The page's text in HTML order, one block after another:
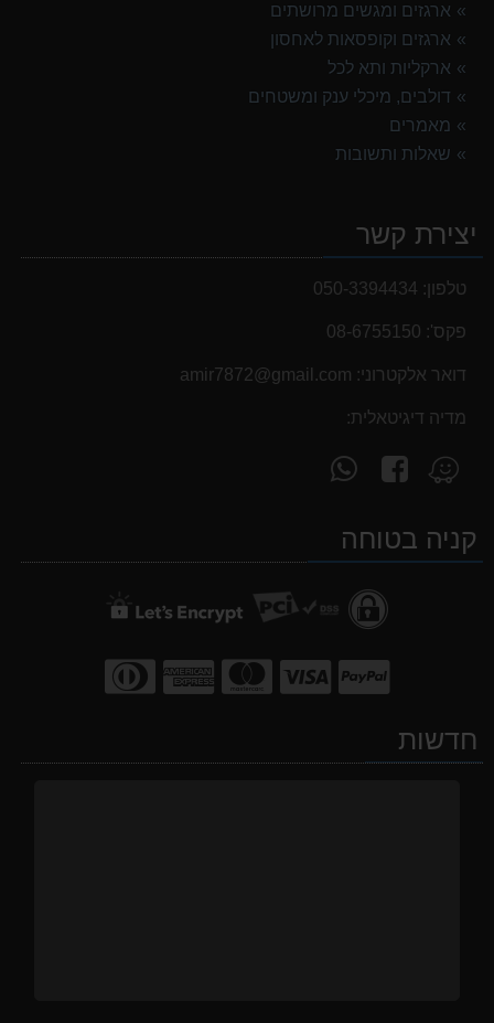
ארגזים ומגשים מרושתים
ארגזים וקופסאות לאחסון
ארקליות ותא לכל
דולבים, מיכלי ענק ומשטחים
מאמרים
שאלות ותשובות
יצירת קשר
טלפון: 050-3394434
פקס': 08-6755150
דואר אלקטרוני: ‫amir7872@gmail.com‬
מדיה דיגיטאלית:
מצא
אותנו
Waze
עקוב
אחרינו
facebookקניה בטוחה
חדשות